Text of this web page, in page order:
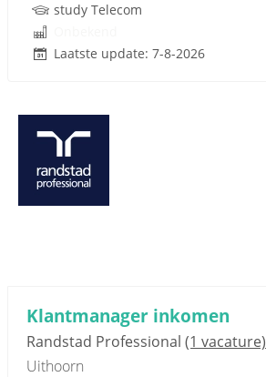
study Telecom
Laatste update: 7-8-2026
Klantmanager inkomen
Randstad Professional (1 vacature)
Uithoorn